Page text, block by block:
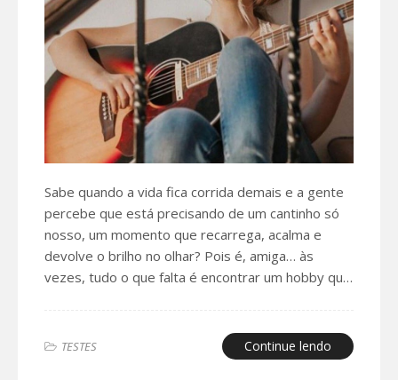
Sabe quando a vida fica corrida demais e a gente
percebe que está precisando de um cantinho só
nosso, um momento que recarrega, acalma e
devolve o brilho no olhar? Pois é, amiga… às
vezes, tudo o que falta é encontrar um hobby qu…
TESTES Continue lendo